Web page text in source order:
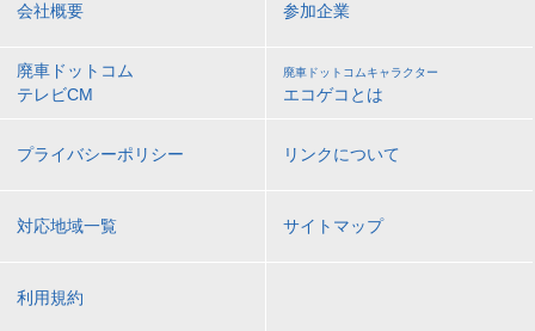
会社概要 参加企業
廃車ドットコム
テレビCM
廃車ドットコムキャラクター
エコゲコとは
プライバシーポリシー リンクについて
対応地域一覧 サイトマップ
利用規約